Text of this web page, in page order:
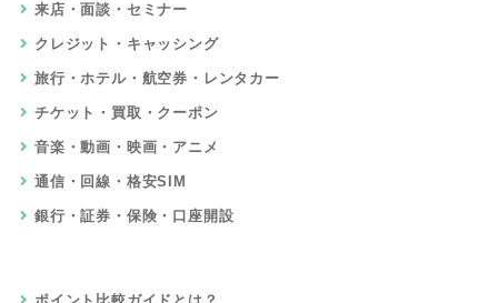
来店・面談・セミナー
クレジット・キャッシング
旅行・ホテル・航空券・レンタカー
チケット・買取・クーポン
音楽・動画・映画・アニメ
通信・回線・格安SIM
銀行・証券・保険・口座開設